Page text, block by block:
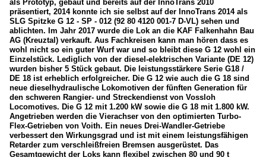
als Prototyp, gebaut und bereits auf der InnoTrans 2010
präsentiert, 2014 konnte ich sie selbst auf der InnoTrans 2014 als
SLG Spitzke G 12 - SP - 012 (92 80 4120 001-7 D-VL) sehen und
ablichten. Im Jahr 2017 wurde die Lok an die KAF Falkenhahn Bau
AG (Kreuztal) verkauft. Aus Fachkreisen kann man hören dass es
wohl nicht so ein guter Wurf war und so bleibt diese G 12 wohl ein
Einzelstück. Lediglich von der diesel-elektrischen Variante (DE 12)
wurden bisher 5 Stück gebaut. Die leistungsstärkere Serie G18 /
DE 18 ist erheblich erfolgreicher. Die G 12 wie auch die G 18 sind
neue dieselhydraulische Lokomotiven der fünften Generation für
den schweren Rangier- und Streckendienst von Vossloh
Locomotives. Die G 12 mit 1.200 kW sowie die G 18 mit 1.800 kW.
Angetrieben werden die Vierachser von den optimierten Turbo-
Flex-Getrieben von Voith. Ein neues Drei-Wandler-Getriebe
verbessert den Wirkungsgrad und ist mit einem leistungsfähigen
Retarder zum verschleißfreien Bremsen ausgerüstet. Das
Gesamtgewicht der Loks kann flexibel zwischen 80 und 90 t